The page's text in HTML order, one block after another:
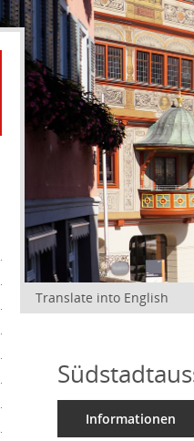
Translate into English
Informationen